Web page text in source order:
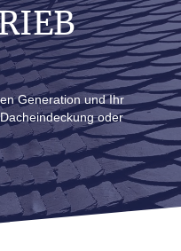
Generation und Ihr
oder